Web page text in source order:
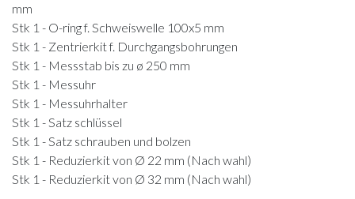
mm
Stk 1 - O-ring f. Schweiswelle 100x5 mm
Stk 1 - Zentrierkit f. Durchgangsbohrungen
Stk 1 - Messstab bis zu ø 250 mm
Stk 1 - Messuhr
Stk 1 - Messuhrhalter
Stk 1 - Satz schlüssel
Stk 1 - Satz schrauben und bolzen
Stk 1 - Reduzierkit von Ø 22 mm (Nach wahl)
Stk 1 - Reduzierkit von Ø 32 mm (Nach wahl)